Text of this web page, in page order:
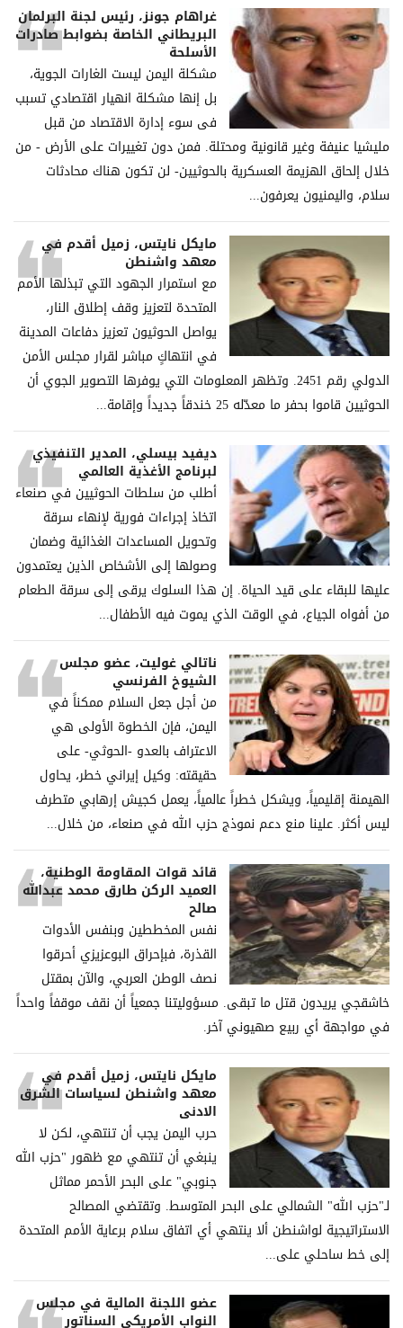
غراھام جونز، رئیس لجنة البرلمان
البریطاني الخاصة بضوابط صادرات
الأسلحة
مشكلة الیمن لیست الغارات الجویة،
بل إنھا مشكلة انھیار اقتصادي تسبب
فی سوء إدارة الاقتصاد من قبل
ملیشیا عنیفة وغیر قانونیة ومحتلة. فمن دون تغییرات على الأرض - من
خلال إلحاق الھزیمة العسكریة بالحوثیین- لن تكون ھناك محادثات
سلام، والیمنیون یعرفون...
مايكل نايتس، زميل أقدم في
معهد واشنطن
مع استمرار الجهود التي تبذلها الأمم
المتحدة لتعزيز وقف إطلاق النار،
يواصل الحوثيون تعزيز دفاعات المدينة
في انتهاكٍ مباشر لقرار مجلس الأمن
الدولي رقم 2451. وتظهر المعلومات التي يوفرها التصوير الجوي أن
الحوثيين قاموا بحفر ما معدّله 25 خندقاً جديداً وإقامة...
ديفيد بيسلي، المدير التنفيذي
لبرنامج الأغذية العالمي
أطلب من سلطات الحوثيين في صنعاء
اتخاذ إجراءات فورية لإنهاء سرقة
وتحويل المساعدات الغذائية وضمان
وصولها إلى الأشخاص الذين يعتمدون
عليها للبقاء على قيد الحياة. إن هذا السلوك يرقى إلى سرقة الطعام
من أفواه الجياع، في الوقت الذي يموت فيه الأطفال...
ناتالي غوليت، عضو مجلس
الشيوخ الفرنسي
من أجل جعل السلام ممكناً في
اليمن، فإن الخطوة الأولى هي
الاعتراف بالعدو -الحوثي- على
حقيقته: وكيل إيراني خطر، يحاول
الهيمنة إقليمياً، ويشكل خطراً عالمياً، يعمل كجيش إرهابي متطرف
ليس أكثر. علينا منع دعم نموذج حزب الله في صنعاء، من خلال...
قائد قوات المقاومة الوطنية،
العميد الركن طارق محمد عبدالله
صالح
نفس المخططين وبنفس الأدوات
القذرة، فبإحراق البوعزيزي أحرقوا
نصف الوطن العربي، والآن بمقتل
خاشقجي يريدون قتل ما تبقى. مسؤوليتنا جمعياً أن نقف موقفاً واحداً
في مواجهة أي ربيع صهيوني آخر.
مايكل نايتس، زميل أقدم في
معهد واشنطن لسياسات الشرق
الادنى
حرب اليمن يجب أن تنتهي، لكن لا
ينبغي أن تنتهي مع ظهور "حزب الله
جنوبي" على البحر الأحمر مماثل
لـ"حزب الله" الشمالي على البحر المتوسط. وتقتضي المصالح
الاستراتيجية لواشنطن ألا ينتهي أي اتفاق سلام برعاية الأمم المتحدة
إلى خط ساحلي على...
عضو اللجنة المالية في مجلس
النواب الأمريكي السناتور